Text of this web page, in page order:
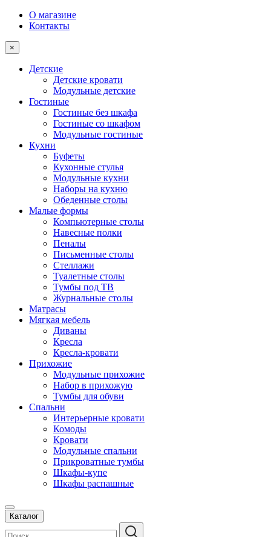
О магазине
Контакты
×
Детские
Детские кровати
Модульные детские
Гостиные
Гостиные без шкафа
Гостиные со шкафом
Модульные гостиные
Кухни
Буфеты
Кухонные стулья
Модульные кухни
Наборы на кухню
Обеденные столы
Малые формы
Компьютерные столы
Навесные полки
Пеналы
Письменные столы
Стеллажи
Туалетные столы
Тумбы под ТВ
Журнальные столы
Матрасы
Мягкая мебель
Диваны
Кресла
Кресла-кровати
Прихожие
Модульные прихожие
Набор в прихожую
Тумбы для обуви
Спальни
Интерьерные кровати
Комоды
Кровати
Модульные спальни
Прикроватные тумбы
Шкафы-купе
Шкафы распашные
Каталог